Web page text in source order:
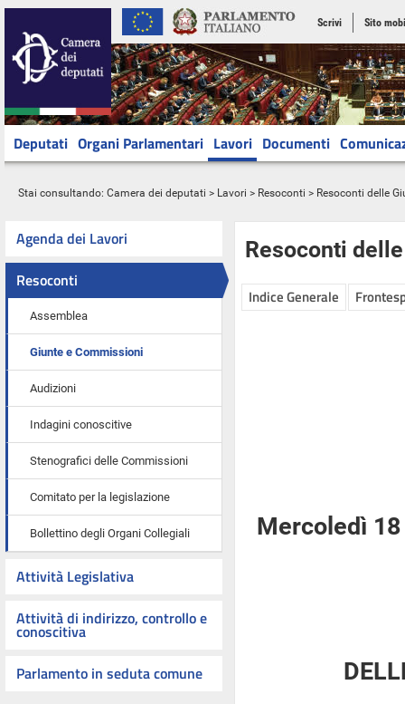
Scrivi Sito
Deputati Organi Parlamentari Lavori Documenti
Stai consultando: Camera dei deputati > Lavori > Resoconti > Resoconti delle
Agenda dei Lavori
Resoconti
Assemblea
Giunte e Commissioni
Audizioni
Indagini conoscitive
Stenografici delle Commissioni
Comitato per la legislazione
Bollettino degli Organi Collegiali
Attività Legislativa
Attività di indirizzo, controllo e
conoscitiva
Parlamento in seduta comune
Resoconti
Indice Generale
Mercoledì